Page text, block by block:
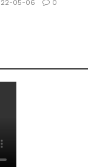
05-06 0